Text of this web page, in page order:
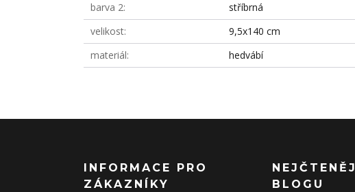
barva 2
stříbrná
velikost
9,5x140 cm
materiál
hedvábí
INFORMACE PRO
ZÁKAZNÍKY
BLOGU